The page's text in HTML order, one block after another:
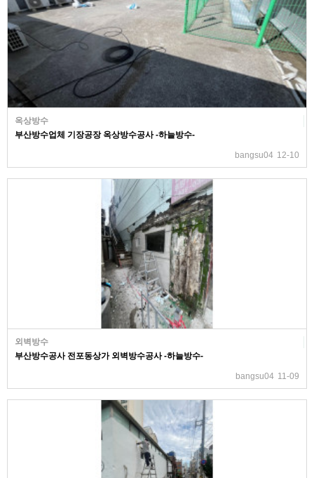
옥상방수
부산방수업체 기장공장 옥상방수공사 -하늘방수-
bangsu04 12-10
외벽방수
부산방수공사 전포동상가 외벽방수공사 -하늘방수-
bangsu04 11-09